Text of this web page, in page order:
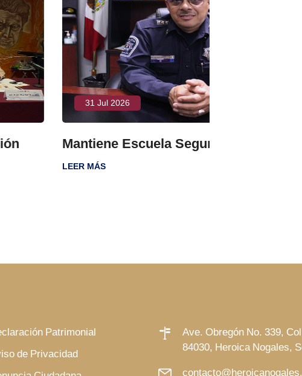
Escuela Segura saldo blanco
Patrimonial
de Privacidad
Ave. Obregón No. 339,
84030, Heroica Nogales,